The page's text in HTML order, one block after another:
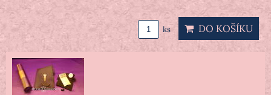
ks DO KOŠÍKU